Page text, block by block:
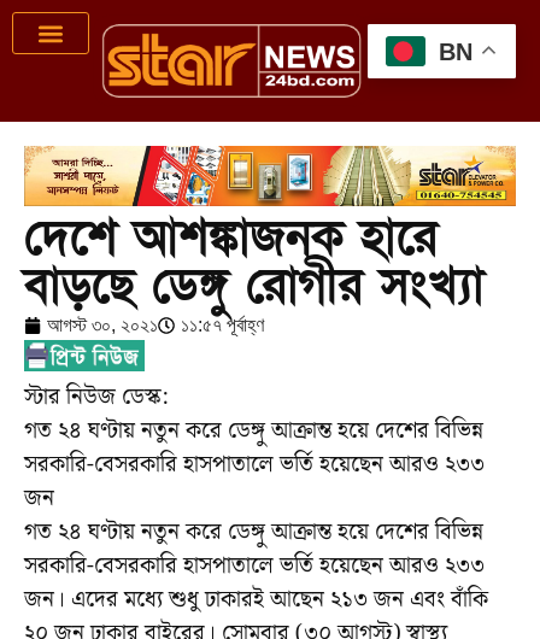
দেশে আশঙ্কাজনক হারে
বাড়ছে ডেঙ্গু রোগীর সংখ্যা
আগস্ট ৩০, ২০২১ ১১:৫৭ পূর্বাহ্ণ
স্টার নিউজ ডেস্ক:
গত ২৪ ঘণ্টায় নতুন করে ডেঙ্গু আক্রান্ত হয়ে দেশের বিভিন্ন
সরকারি-বেসরকারি হাসপাতালে ভর্তি হয়েছেন আরও ২৩৩
জন
গত ২৪ ঘণ্টায় নতুন করে ডেঙ্গু আক্রান্ত হয়ে দেশের বিভিন্ন
সরকারি-বেসরকারি হাসপাতালে ভর্তি হয়েছেন আরও ২৩৩
জন। এদের মধ্যে শুধু ঢাকারই আছেন ২১৩ জন এবং বাঁকি
BN